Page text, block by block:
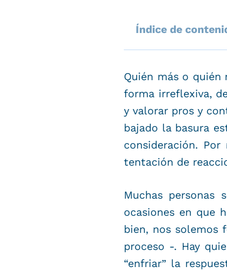
Índice de
Quién más o quién
forma irreflexiva,
y valorar pros y
bajado la basura
consideración.
tentación de
Muchas personas
ocasiones en que
bien, nos solemos
proceso -. Hay
“enfriar” la